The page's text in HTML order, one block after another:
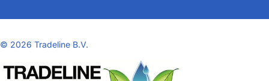
© 2026 Tradeline B.V.